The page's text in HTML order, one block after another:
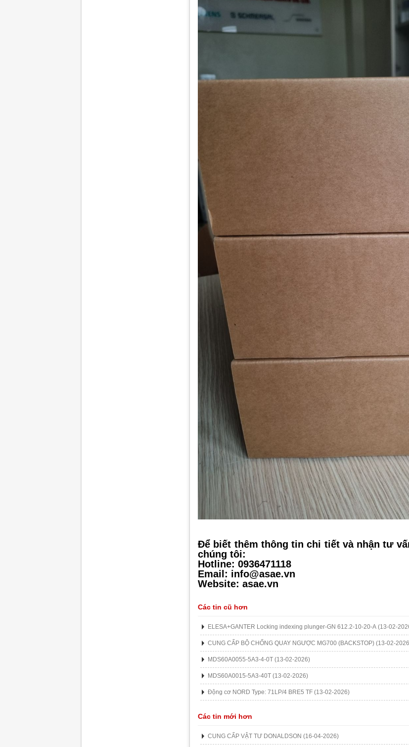
Để biết thêm thông tin chi tiết và nhận tư
chúng tôi:
Hotline: 0936471118
Email: info@asae.vn
Website: asae.vn
Các tin cũ hơn
ELESA+GANTER Locking indexing plunger-GN 612.2-10-20-A (13-02-
CUNG CẤP BỘ CHỐNG QUAY NGƯỢC MG700 (BACKSTOP) (13-02-
MDS60A0055-5A3-4-0T (13-02-2026)
MDS60A0015-5A3-40T (13-02-2026)
Động cơ NORD Type: 71LP/4 BRE5 TF (13-02-2026)
Các tin mới hơn
CUNG CẤP VẬT TƯ DONALDSON (16-04-2026)